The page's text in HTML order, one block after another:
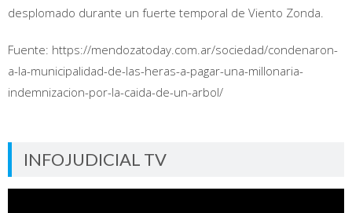
desplomado durante un fuerte temporal de Viento Zonda.
Fuente: https://mendozatoday.com.ar/sociedad/condenaron-
a-la-municipalidad-de-las-heras-a-pagar-una-millonaria-
indemnizacion-por-la-caida-de-un-arbol/
INFOJUDICIAL TV